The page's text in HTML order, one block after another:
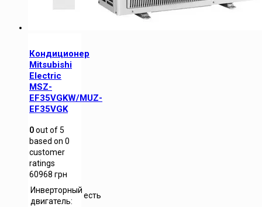
Кондиционер
Mitsubishi
Electric
MSZ-
EF35VGKW/MUZ-
EF35VGK
0out of5
based on 0
customer
ratings
60968 грн
Инверторный
двигатель:
есть